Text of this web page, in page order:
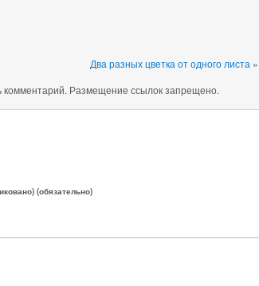
Два разных цветка от одного листа »
комментарий. Размещение ссылок запрещено.
(обязательно)